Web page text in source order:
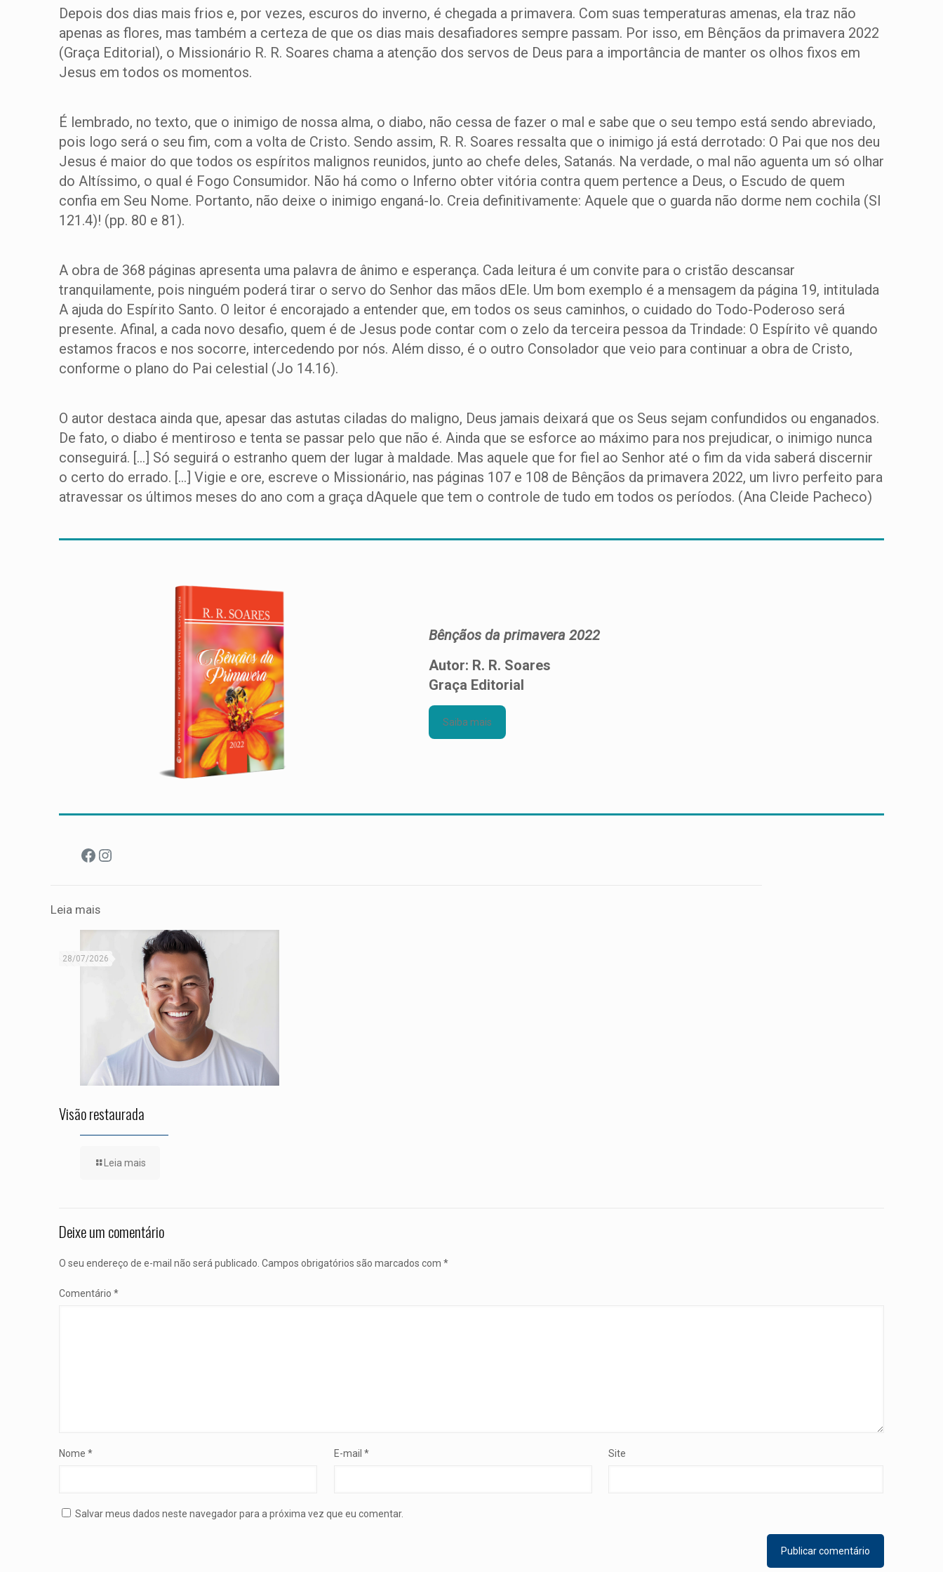
Depois dos dias mais frios e, por vezes, escuros do inverno, é chegada a primavera. Com suas temperaturas amenas, ela traz não
apenas as flores, mas também a certeza de que os dias mais desafiadores sempre passam. Por isso, em Bênçãos da primavera 2022
(Graça Editorial), o Missionário R. R. Soares chama a atenção dos servos de Deus para a importância de manter os olhos fixos em
Jesus em todos os momentos.
É lembrado, no texto, que o inimigo de nossa alma, o diabo, não cessa de fazer o mal e sabe que o seu tempo está sendo abreviado,
pois logo será o seu fim, com a volta de Cristo. Sendo assim, R. R. Soares ressalta que o inimigo já está derrotado: O Pai que nos deu
Jesus é maior do que todos os espíritos malignos reunidos, junto ao chefe deles, Satanás. Na verdade, o mal não aguenta um só olhar
do Altíssimo, o qual é Fogo Consumidor. Não há como o Inferno obter vitória contra quem pertence a Deus, o Escudo de quem
confia em Seu Nome. Portanto, não deixe o inimigo enganá-lo. Creia definitivamente: Aquele que o guarda não dorme nem cochila (Sl
121.4)! (pp. 80 e 81).
A obra de 368 páginas apresenta uma palavra de ânimo e esperança. Cada leitura é um convite para o cristão descansar
tranquilamente, pois ninguém poderá tirar o servo do Senhor das mãos dEle. Um bom exemplo é a mensagem da página 19, intitulada
A ajuda do Espírito Santo. O leitor é encorajado a entender que, em todos os seus caminhos, o cuidado do Todo-Poderoso será
presente. Afinal, a cada novo desafio, quem é de Jesus pode contar com o zelo da terceira pessoa da Trindade: O Espírito vê quando
estamos fracos e nos socorre, intercedendo por nós. Além disso, é o outro Consolador que veio para continuar a obra de Cristo,
conforme o plano do Pai celestial (Jo 14.16).
O autor destaca ainda que, apesar das astutas ciladas do maligno, Deus jamais deixará que os Seus sejam confundidos ou enganados.
De fato, o diabo é mentiroso e tenta se passar pelo que não é. Ainda que se esforce ao máximo para nos prejudicar, o inimigo nunca
conseguirá. […] Só seguirá o estranho quem der lugar à maldade. Mas aquele que for fiel ao Senhor até o fim da vida saberá discernir
o certo do errado. […] Vigie e ore, escreve o Missionário, nas páginas 107 e 108 de Bênçãos da primavera 2022, um livro perfeito para
atravessar os últimos meses do ano com a graça dAquele que tem o controle de tudo em todos os períodos. (Ana Cleide Pacheco)
Bênçãos da primavera 2022
Autor: R. R. Soares
Graça Editorial
Saiba mais
Facebook
Instagram
Leia mais
28/07/2026
Visão restaurada
Leia mais
Deixe um comentário
O seu endereço de e-mail não será publicado. Campos obrigatórios são marcados com *
Comentário *
Nome * E-mail * Site
Salvar meus dados neste navegador para a próxima vez que eu comentar.